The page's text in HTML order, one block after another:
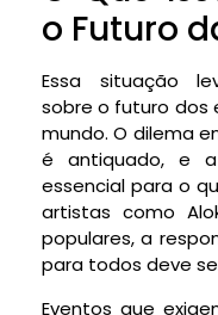
o Futuro
Essa situação
sobre o futuro dos
mundo. O dilema
é antiquado, e
essencial para o
artistas como
populares, a
para todos deve
Eventos que